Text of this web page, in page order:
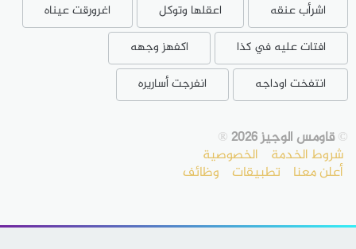
اشرأب عنقه
اعقلها وتوكل
اغرورقت عيناه
افتات عليه في كذا
اكفهز وجهه
انتفخت اوداجه
انفرجت أساريره
©قاومس الوجيز 2026 ®
شروط الخدمة الخصوصية
أعلن معنا تطبيقات وظائف